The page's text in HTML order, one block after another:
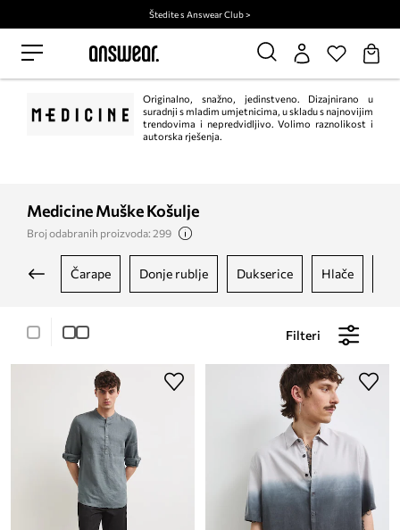
Štedite s Answear Club >
Originalno, snažno, jedinstveno. Dizajnirano u
suradnji s mladim umjetnicima, u skladu s najnovijim
trendovima i nepredvidljivo. Volimo raznolikost i
autorska rješenja.
Medicine Muške Košulje
Broj odabranih proizvoda: 299
čarape donje rublje dukserice hlače
Filteri